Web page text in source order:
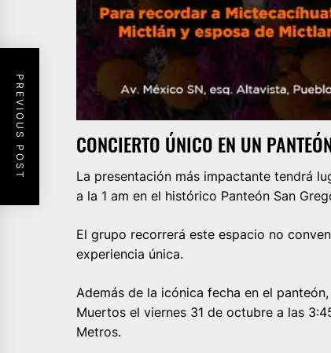
CONCIERTO ÚNICO EN UN
La presentación más impactante tendrá
a la 1 am en el histórico Panteón San
El grupo recorrerá este espacio no
experiencia única.
Además de la icónica fecha en el
Muertos el viernes 31 de octubre a las
Metros.
PREVIOUS POST